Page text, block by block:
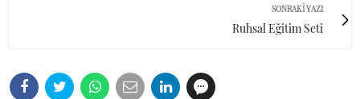
SONRAKI YAZI
Ruhsal Eğitim Seti